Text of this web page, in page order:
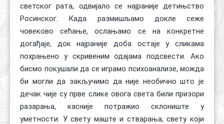
светског рата, одвијало се најраније детињство
Росинског. Када размишљамо докле сеже
човеково сећање, ослањамо се на конкретне
догађаје, док најраније доба остаје у сликама
похрањено у скривеним одајама подсвести. Ако
бисмо покушали да се играмо психоанализе, можда
би могли да закључимо да није необично што је
дечак чије су прве слике овога света били призори
разарања, касније потражио склониште у
уметности. У свету маште и стварања, свету који